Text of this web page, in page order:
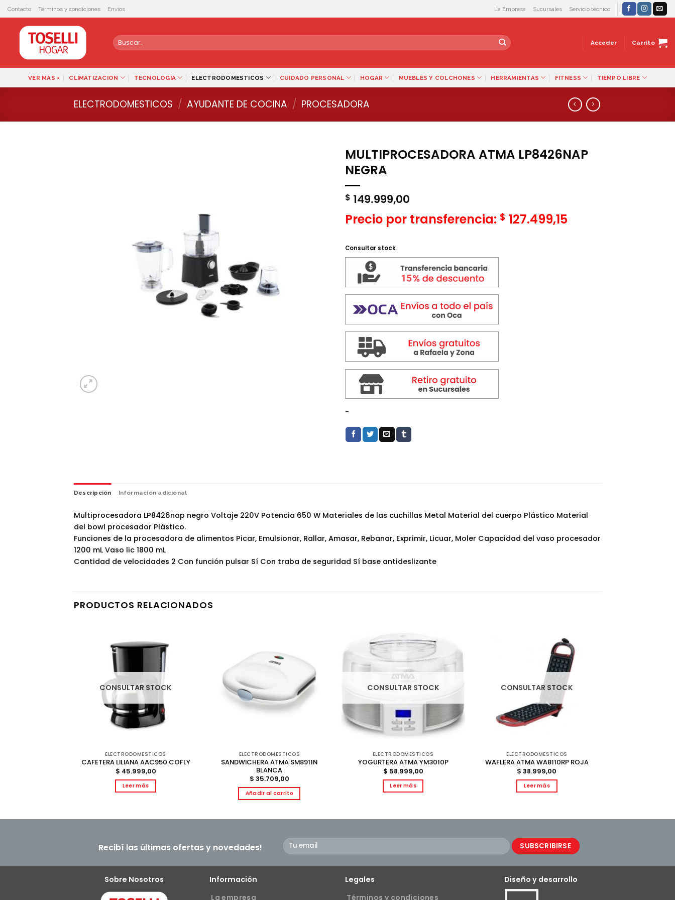
Skip
to
content
Contacto Términos y condiciones Envíos La Empresa Sucursales Servicio técnico
Buscar
por:
Acceder Carrito
VER MAS + CLIMATIZACION TECNOLOGIA ELECTRODOMESTICOS CUIDADO PERSONAL HOGAR MUEBLES Y COLCHONES HERRAMIENTAS FITNESS TIEMPO LIBRE
ELECTRODOMESTICOS / AYUDANTE DE COCINA / PROCESADORA
MULTIPROCESADORA ATMA LP8426NAP
NEGRA
$ 149.999,00
Precio por transferencia: $ 127.499,15
Consultar stock
-
Descripción Información adicional
Multiprocesadora LP8426nap negro Voltaje 220V Potencia 650 W Materiales de las cuchillas Metal Material del cuerpo Plástico Material
del bowl procesador Plástico.
Funciones de la procesadora de alimentos Picar, Emulsionar, Rallar, Amasar, Rebanar, Exprimir, Licuar, Moler Capacidad del vaso procesador
1200 mL Vaso lic 1800 mL
Cantidad de velocidades 2 Con función pulsar Sí Con traba de seguridad Sí base antideslizante
PRODUCTOS RELACIONADOS
CONSULTAR STOCK
ELECTRODOMESTICOS
CAFETERA LILIANA AAC950 COFLY
$ 45.999,00
Leer más
ELECTRODOMESTICOS
SANDWICHERA ATMA SM8911N
BLANCA
$ 35.709,00
Añadir al carrito
CONSULTAR STOCK
ELECTRODOMESTICOS
YOGURTERA ATMA YM3010P
$ 58.999,00
Leer más
CONSULTAR STOCK
ELECTRODOMESTICOS
WAFLERA ATMA WA8110RP ROJA
$ 38.999,00
Leer más
Recibí las últimas ofertas y novedades!
Sobre Nosotros
Información
La empresa
Legales
Términos y condiciones
Diseño y desarrollo